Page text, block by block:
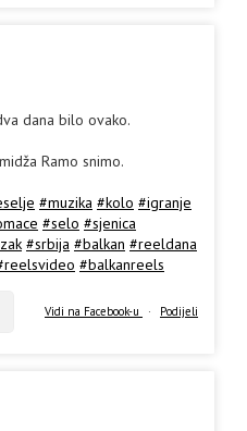
dana bilo ovako.
Ramo snimo.
#muzika #kolo #igranje
#selo #sjenica
#srbija #balkan #reeldana
#balkanreels
Vidi na Facebook-u · Podijeli